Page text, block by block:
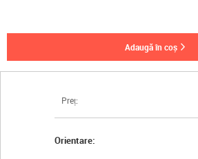
Preț:
Orientare:
adaugă în coș